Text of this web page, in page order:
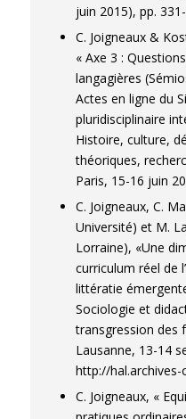
juin 2015), pp.
C. Joigneaux &
« Axe 3 :
langagières
Actes en ligne du
pluridisciplinaire
Histoire, culture,
théoriques,
Paris, 15-16 juin
C. Joigneaux, C.
Université) et M.
Lorraine), «Une
curriculum réel de
littératie
Sociologie et
transgression des
Lausanne, 13-14
http://
C. Joigneaux, «